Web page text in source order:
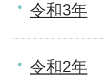
令和3年
令和2年